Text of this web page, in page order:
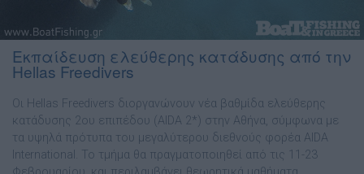
Εκπαίδευση ελεύθερης κατάδυσης από την
Hellas Freedivers
Οι Hellas Freedivers διοργανώνουν νέα βαθμίδα ελεύθερης
κατάδυσης 2ου επιπέδου (AIDA 2*) στην Αθήνα, σύμφωνα με
τα υψηλά πρότυπα του μεγαλύτερου διεθνούς φορέα AIDA
International. Το τμήμα θα πραγματοποιηθεί από τις 11-23